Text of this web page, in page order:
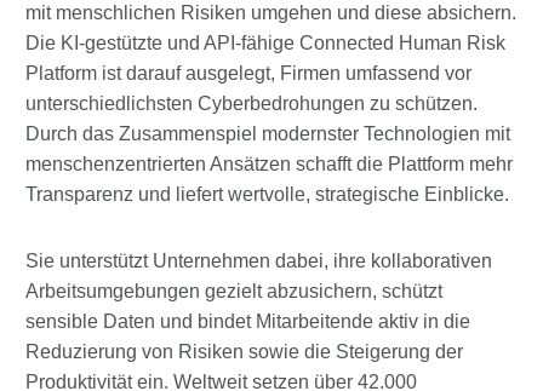
mit menschlichen Risiken umgehen und diese absichern.
Die KI-gestützte und API-fähige Connected Human Risk
Platform ist darauf ausgelegt, Firmen umfassend vor
unterschiedlichsten Cyberbedrohungen zu schützen.
Durch das Zusammenspiel modernster Technologien mit
menschenzentrierten Ansätzen schafft die Plattform mehr
Transparenz und liefert wertvolle, strategische Einblicke.
Sie unterstützt Unternehmen dabei, ihre kollaborativen
Arbeitsumgebungen gezielt abzusichern, schützt
sensible Daten und bindet Mitarbeitende aktiv in die
Reduzierung von Risiken sowie die Steigerung der
Produktivität ein. Weltweit setzen über 42.000